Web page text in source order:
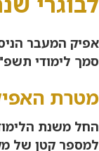
אפיק המעבר
סמך לימודי
מטרת
החל משנת
למספר קטן של